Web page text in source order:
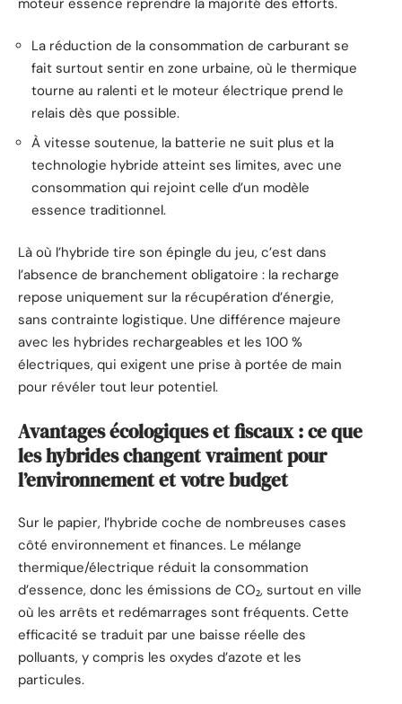
La réduction de la consommation de carburant se
fait surtout sentir en zone urbaine, où le thermique
tourne au ralenti et le moteur électrique prend le
relais dès que possible.
À vitesse soutenue, la batterie ne suit plus et la
technologie hybride atteint ses limites, avec une
consommation qui rejoint celle d’un modèle
essence traditionnel.
Là où l’hybride tire son épingle du jeu, c’est dans
l’absence de branchement obligatoire : la recharge
repose uniquement sur la récupération d’énergie,
sans contrainte logistique. Une différence majeure
avec les hybrides rechargeables et les 100 %
électriques, qui exigent une prise à portée de main
pour révéler tout leur potentiel.
Avantages écologiques et fiscaux : ce que
les hybrides changent vraiment pour
l’environnement et votre budget
Sur le papier, l’hybride coche de nombreuses cases
côté environnement et finances. Le mélange
thermique/électrique réduit la consommation
d’essence, donc les émissions de CO₂, surtout en ville
où les arrêts et redémarrages sont fréquents. Cette
efficacité se traduit par une baisse réelle des
polluants, y compris les oxydes d’azote et les
particules.